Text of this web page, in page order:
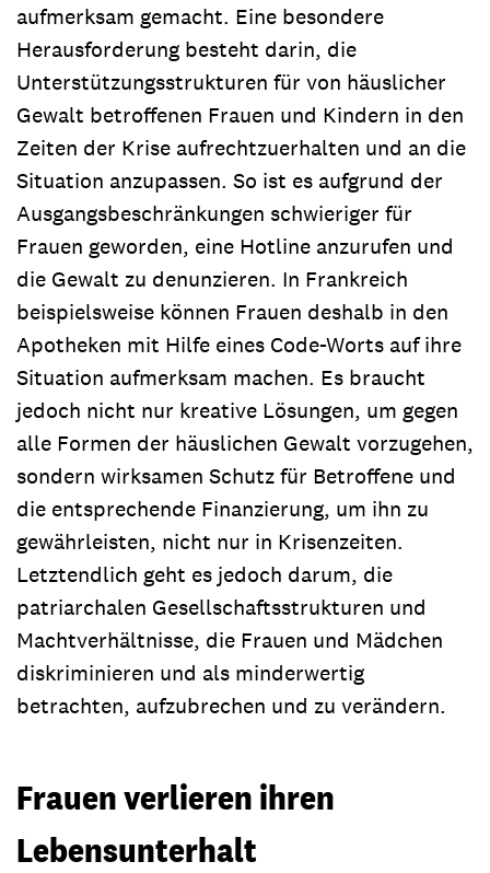
aufmerksam gemacht. Eine besondere
Herausforderung besteht darin, die
Unterstützungsstrukturen für von häuslicher
Gewalt betroffenen Frauen und Kindern in den
Zeiten der Krise aufrechtzuerhalten und an die
Situation anzupassen. So ist es aufgrund der
Ausgangsbeschränkungen schwieriger für
Frauen geworden, eine Hotline anzurufen und
die Gewalt zu denunzieren. In Frankreich
beispielsweise können Frauen deshalb in den
Apotheken mit Hilfe eines Code-Worts auf ihre
Situation aufmerksam machen. Es braucht
jedoch nicht nur kreative Lösungen, um gegen
alle Formen der häuslichen Gewalt vorzugehen,
sondern wirksamen Schutz für Betroffene und
die entsprechende Finanzierung, um ihn zu
gewährleisten, nicht nur in Krisenzeiten.
Letztendlich geht es jedoch darum, die
patriarchalen Gesellschaftsstrukturen und
Machtverhältnisse, die Frauen und Mädchen
diskriminieren und als minderwertig
betrachten, aufzubrechen und zu verändern.
Frauen verlieren ihren
Lebensunterhalt